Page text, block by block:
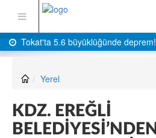
Tokat'ta 5.6 büyüklüğünde deprem!
Yerel
KDZ. EREĞLİ
BELEDİYESİ’NDEN